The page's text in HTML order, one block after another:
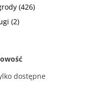
(426)
(2)
dostępne